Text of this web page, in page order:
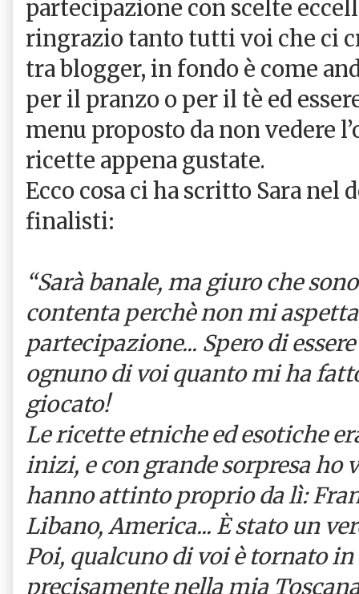
partecipazione con scelte
ringrazio tanto tutti voi che ci
tra blogger, in fondo è come
per il pranzo o per il tè ed
menu proposto da non vedere
ricette appena gustate.
Ecco cosa ci ha scritto Sara nel
finalisti:
“Sarà banale, ma giuro che
contenta perchè non mi
partecipazione... Spero di
ognuno di voi quanto mi ha
giocato!
Le ricette etniche ed esotiche
inizi, e con grande sorpresa ho
hanno attinto proprio da lì:
Libano, America... È stato un
Poi, qualcuno di voi è tornato
precisamente nella mia